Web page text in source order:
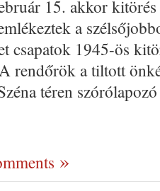
15. akkor
a
csapatok 1945-ös
rendőrök a tiltott
téren